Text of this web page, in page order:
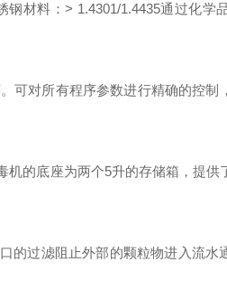
钢材料：> 1.4301/1.4435通过化学
可对所有程序参数进行精确的控制
机的底座为两个5升的存储箱，提供
的过滤阻止外部的颗粒物进入流水